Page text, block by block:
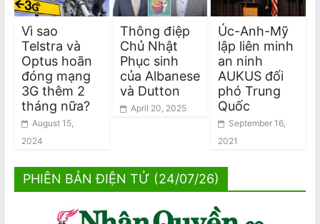
Vì sao
Telstra và
Optus hoãn
đóng mạng
3G thêm 2
tháng nữa?
August 15,
2024
Thông điệp
Chủ Nhật
Phục sinh
của Albanese
và Dutton
April 20, 2025
Úc-Anh-Mỹ
lập liên minh
an ninh
AUKUS đối
phó Trung
Quốc
September 16,
2021
PHIÊN BẢN ĐIỆN TỬ (24/07/26)